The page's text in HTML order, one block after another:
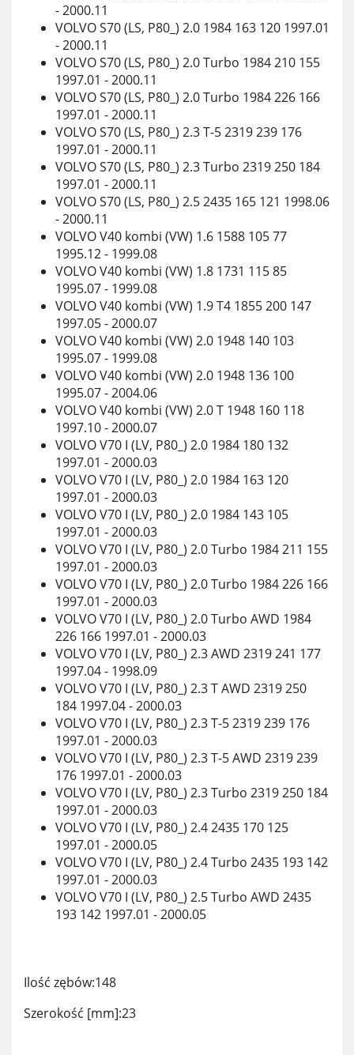
- 2000.11
VOLVO S70 (LS, P80_) 2.0 1984 163 120 1997.01
- 2000.11
VOLVO S70 (LS, P80_) 2.0 Turbo 1984 210 155
1997.01 - 2000.11
VOLVO S70 (LS, P80_) 2.0 Turbo 1984 226 166
1997.01 - 2000.11
VOLVO S70 (LS, P80_) 2.3 T-5 2319 239 176
1997.01 - 2000.11
VOLVO S70 (LS, P80_) 2.3 Turbo 2319 250 184
1997.01 - 2000.11
VOLVO S70 (LS, P80_) 2.5 2435 165 121 1998.06
- 2000.11
VOLVO V40 kombi (VW) 1.6 1588 105 77
1995.12 - 1999.08
VOLVO V40 kombi (VW) 1.8 1731 115 85
1995.07 - 1999.08
VOLVO V40 kombi (VW) 1.9 T4 1855 200 147
1997.05 - 2000.07
VOLVO V40 kombi (VW) 2.0 1948 140 103
1995.07 - 1999.08
VOLVO V40 kombi (VW) 2.0 1948 136 100
1995.07 - 2004.06
VOLVO V40 kombi (VW) 2.0 T 1948 160 118
1997.10 - 2000.07
VOLVO V70 I (LV, P80_) 2.0 1984 180 132
1997.01 - 2000.03
VOLVO V70 I (LV, P80_) 2.0 1984 163 120
1997.01 - 2000.03
VOLVO V70 I (LV, P80_) 2.0 1984 143 105
1997.01 - 2000.03
VOLVO V70 I (LV, P80_) 2.0 Turbo 1984 211 155
1997.01 - 2000.03
VOLVO V70 I (LV, P80_) 2.0 Turbo 1984 226 166
1997.01 - 2000.03
VOLVO V70 I (LV, P80_) 2.0 Turbo AWD 1984
226 166 1997.01 - 2000.03
VOLVO V70 I (LV, P80_) 2.3 AWD 2319 241 177
1997.04 - 1998.09
VOLVO V70 I (LV, P80_) 2.3 T AWD 2319 250
184 1997.04 - 2000.03
VOLVO V70 I (LV, P80_) 2.3 T-5 2319 239 176
1997.01 - 2000.03
VOLVO V70 I (LV, P80_) 2.3 T-5 AWD 2319 239
176 1997.01 - 2000.03
VOLVO V70 I (LV, P80_) 2.3 Turbo 2319 250 184
1997.01 - 2000.03
VOLVO V70 I (LV, P80_) 2.4 2435 170 125
1997.01 - 2000.05
VOLVO V70 I (LV, P80_) 2.4 Turbo 2435 193 142
1997.01 - 2000.03
VOLVO V70 I (LV, P80_) 2.5 Turbo AWD 2435
193 142 1997.01 - 2000.05
Ilość zębów:148
Szerokość [mm]:23